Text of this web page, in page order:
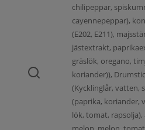
chilipeppar,
cayennepeppar),
(E202, E211),
jästextrakt,
gräslök, oregano,
koriander)),
(Kycklinglår, vatten,
(paprika, koriander,
lök, tomat,